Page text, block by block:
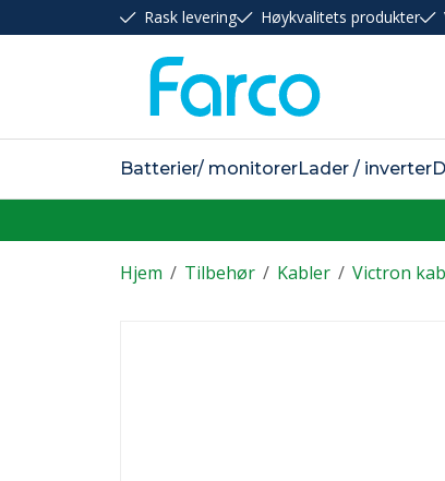
Rask levering Høykvalitets produkter
Batterier/ monitorerLader / inverter
/
Hjem /
Tilbehør /
Kabler Victron